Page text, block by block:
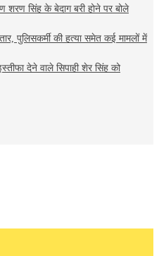
शरण सिंह के बेदाग बरी होने पर बोले
पुलिसकर्मी की हत्या समेत कई मामलों में
देने वाले सिपाही शेर सिंह को